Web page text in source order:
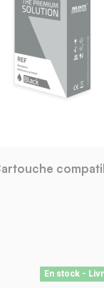
En stock -